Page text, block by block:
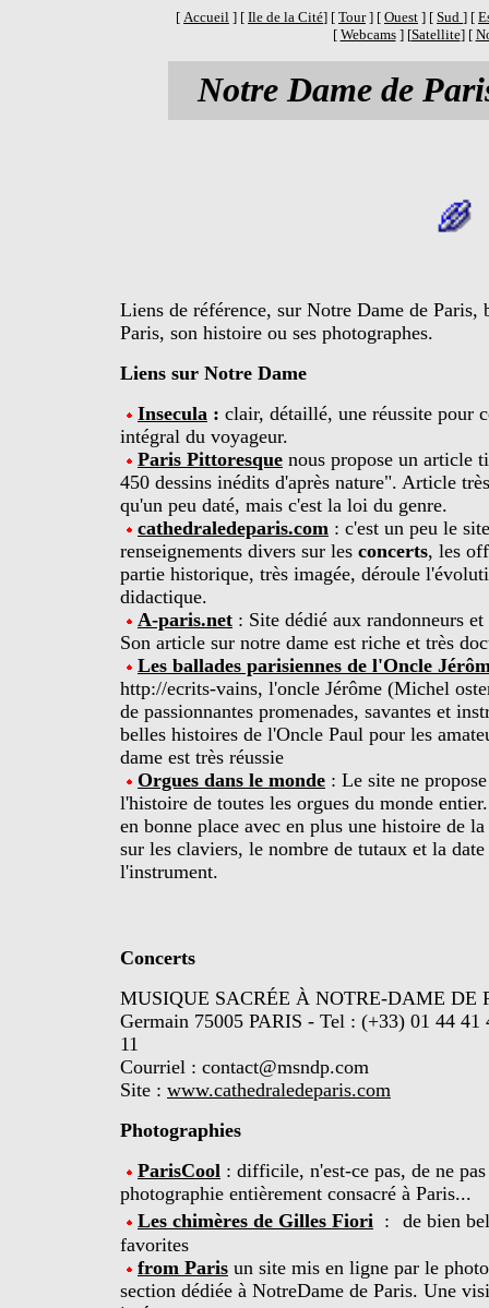
[ Accueil ] [ Ile de la Cité] [ Tour] [ Ouest ] [ Sud ] [
[ Webcams] [Satellite] [
Notre Dame de
Liens de référence, sur Notre Dame de Paris,
Paris, son histoire ou ses photographes.
Liens sur Notre Dame
Insecula : clair, détaillé, une réussite pour
intégral du voyageur.
Paris Pittoresque nous propose un article
450 dessins inédits d'après nature". Article
qu'un peu daté, mais c'est la loi du genre.
cathedraledeparis.com : c'est un peu le
renseignements divers sur les concerts, les
partie historique, très imagée, déroule
didactique.
A-paris.net : Site dédié aux randonneurs
Son article sur notre dame est riche et très
Les ballades parisiennes de l'Oncle
http://ecrits-vains, l'oncle Jérôme (Michel
de passionnantes promenades, savantes et
belles histoires de l'Oncle Paul pour les
dame est très réussie
Orgues dans le monde : Le site ne
l'histoire de toutes les orgues du monde
en bonne place avec en plus une histoire de
sur les claviers, le nombre de tutaux et la
l'instrument.
Concerts
MUSIQUE SACRÉE À NOTRE-DAME DE
Germain 75005 PARIS - Tel : (+33) 01 44
11
Courriel : contact@msndp.com
Site : www.cathedraledeparis.com
Photographies
ParisCool : difficile, n'est-ce pas, de ne
photographie entièrement consacré à Paris...
Les chimères de Gilles Fiori :
de bien
favorites
from Paris un site mis en ligne par le
section dédiée à NotreDame de Paris. Une